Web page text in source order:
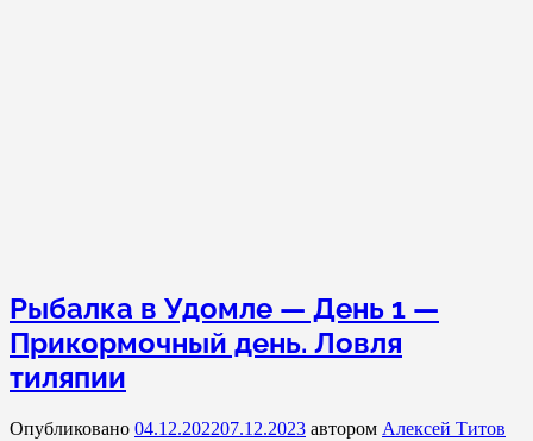
Рыбалка в Удомле — День 1 —
Прикормочный день. Ловля
тиляпии
Опубликовано 04.12.202207.12.2023 автором Алексей Титов